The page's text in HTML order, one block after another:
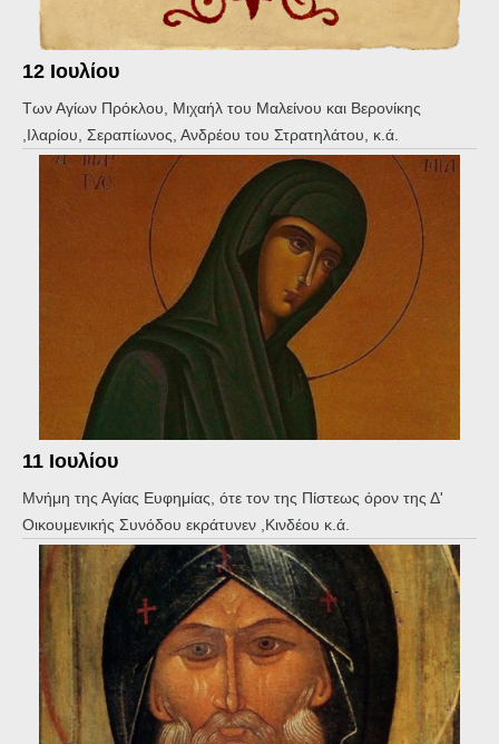
12 Ιουλίου
Των Αγίων Πρόκλου, Μιχαήλ του Μαλείνου και Βερονίκης
,Ιλαρίου, Σεραπίωνος, Ανδρέου του Στρατηλάτου, κ.ά.
11 Ιουλίου
Μνήμη της Αγίας Ευφημίας, ότε τον της Πίστεως όρον της Δ'
Οικουμενικής Συνόδου εκράτυνεν ,Κινδέου κ.ά.